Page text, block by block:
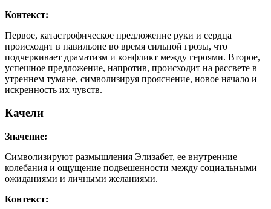
Контекст:
Первое, катастрофическое предложение руки и сердца
происходит в павильоне во время сильной грозы, что
подчеркивает драматизм и конфликт между героями. Второе,
успешное предложение, напротив, происходит на рассвете в
утреннем тумане, символизируя прояснение, новое начало и
искренность их чувств.
Качели
Значение:
Символизируют размышления Элизабет, ее внутренние
колебания и ощущение подвешенности между социальными
ожиданиями и личными желаниями.
Контекст: